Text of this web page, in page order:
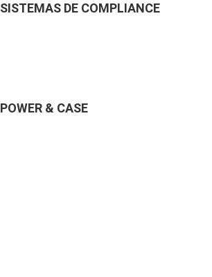
SISTEMAS DE COMPLIANCE
POWER & CASE